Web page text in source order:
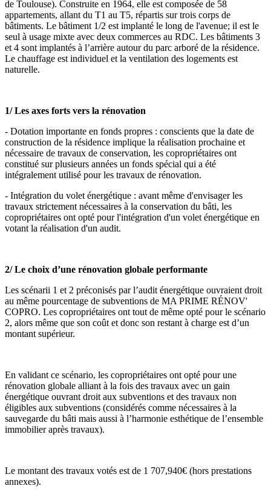
de Toulouse). Construite en 1964, elle est composée de 58
appartements, allant du T1 au T5, répartis sur trois corps de
bâtiments. Le bâtiment 1/2 est implanté le long de l'avenue; il est le
seul à usage mixte avec deux commerces au RDC. Les bâtiments 3
et 4 sont implantés à l’arrière autour du parc arboré de la résidence.
Le chauffage est individuel et la ventilation des logements est
naturelle.
1/ Les axes forts vers la rénovation
- Dotation importante en fonds propres : conscients que la date de
construction de la résidence implique la réalisation prochaine et
nécessaire de travaux de conservation, les copropriétaires ont
constitué sur plusieurs années un fonds spécial qui a été
intégralement utilisé pour les travaux de rénovation.
- Intégration du volet énergétique : avant même d'envisager les
travaux strictement nécessaires à la conservation du bâti, les
copropriétaires ont opté pour l'intégration d'un volet énergétique en
votant la réalisation d'un audit.
2/ Le choix d’une rénovation globale performante
Les scénarii 1 et 2 préconisés par l’audit énergétique ouvraient droit
au même pourcentage de subventions de MA PRIME RÉNOV'
COPRO. Les copropriétaires ont tout de même opté pour le scénario
2, alors même que son coût et donc son restant à charge est d’un
montant supérieur.
En validant ce scénario, les copropriétaires ont opté pour une
rénovation globale alliant à la fois des travaux avec un gain
énergétique ouvrant droit aux subventions et des travaux non
éligibles aux subventions (considérés comme nécessaires à la
sauvegarde du bâti mais aussi à l’harmonie esthétique de l’ensemble
immobilier après travaux).
Le montant des travaux votés est de 1 707,940€ (hors prestations
annexes).